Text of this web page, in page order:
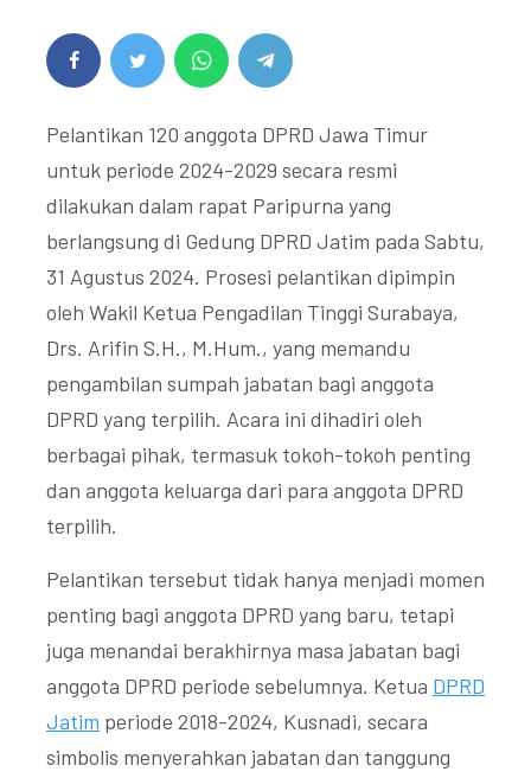
Pelantikan 120 anggota DPRD Jawa Timur
untuk periode 2024-2029 secara resmi
dilakukan dalam rapat Paripurna yang
berlangsung di Gedung DPRD Jatim pada Sabtu,
31 Agustus 2024. Prosesi pelantikan dipimpin
oleh Wakil Ketua Pengadilan Tinggi Surabaya,
Drs. Arifin S.H., M.Hum., yang memandu
pengambilan sumpah jabatan bagi anggota
DPRD yang terpilih. Acara ini dihadiri oleh
berbagai pihak, termasuk tokoh-tokoh penting
dan anggota keluarga dari para anggota DPRD
terpilih.
Pelantikan tersebut tidak hanya menjadi momen
penting bagi anggota DPRD yang baru, tetapi
juga menandai berakhirnya masa jabatan bagi
anggota DPRD periode sebelumnya. Ketua DPRD
Jatim periode 2018-2024, Kusnadi, secara
simbolis menyerahkan jabatan dan tanggung